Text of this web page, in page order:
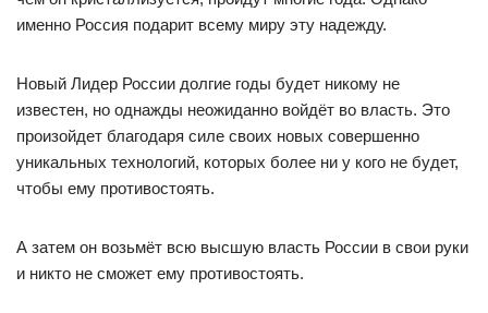
именно Россия подарит всему миру эту надежду.
Новый Лидер России долгие годы будет никому не
известен, но однажды неожиданно войдёт во власть. Это
произойдет благодаря силе своих новых совершенно
уникальных технологий, которых более ни у кого не будет,
чтобы ему противостоять.
А затем он возьмёт всю высшую власть России в свои руки
и никто не сможет ему противостоять.